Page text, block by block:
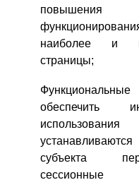
наиболее и
страницы;
обеспечить
субъекта
сессионные